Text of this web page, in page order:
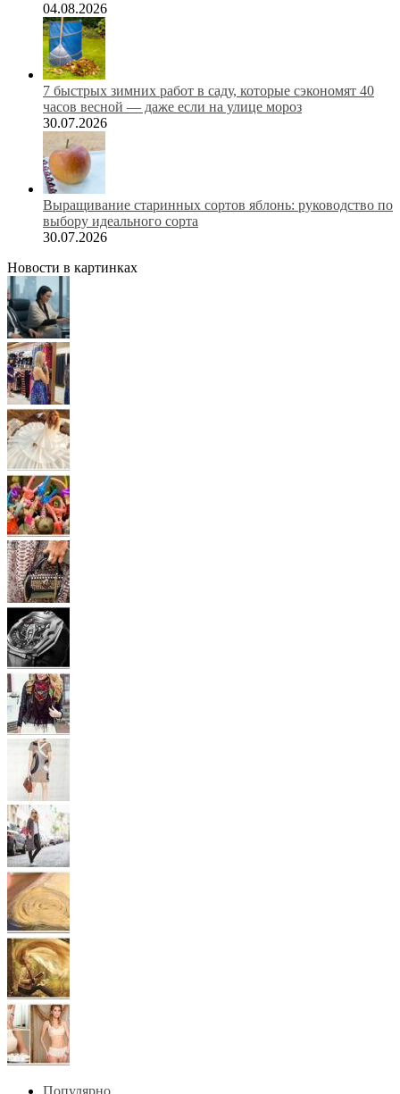
04.08.2026
7 быстрых зимних работ в саду, которые сэкономят 40
часов весной — даже если на улице мороз
30.07.2026
Выращивание старинных сортов яблонь: руководство по
выбору идеального сорта
30.07.2026
Новости в картинках